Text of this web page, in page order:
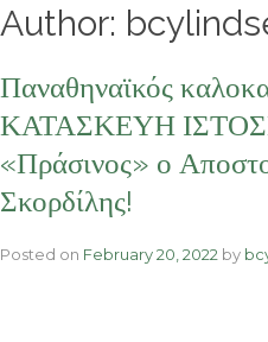
Author:
Παναθηναϊκός
ΚΑΤΑΣΚΕΥΗ
«Πράσινος» ο
Σκορδίλης!
Posted on February 20, 2022 by